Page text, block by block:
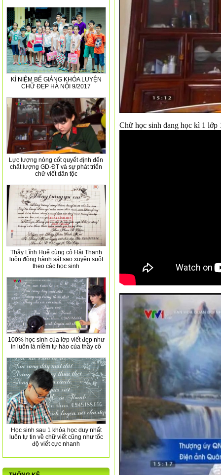
KỈ NIỆM BẾ GIẢNG KHÓA LUYỆN
CHỮ ĐẸP HÀ NỘI 9/2017
Lực lượng nòng cốt quyết định đến
chất lượng GD-ĐT và sự phát triển
chữ viết dân tộc
Thầy Lĩnh Huế cùng cô Hải Thanh
luôn đồng hành sát sao xuyên suốt
theo các học sinh
100% học sinh của lớp viết đẹp như
in luôn là niềm tự hào của thầy cô
Học sinh sau 1 khóa học duy nhất
luôn tự tin về chữ viết cũng như tốc
độ viết cực nhanh
Chữ học sinh đang học kì 1 lớp